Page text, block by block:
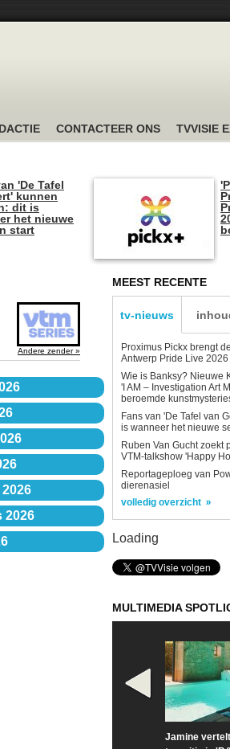
CONTACTEER ONS TVVISIE
'De Tafel
kunnen
dit is
het nieuwe
start
Andere zender »
2026
MEEST RECENTE
tv-nieuws
Proximus Pickx brengt
Antwerp Pride Live 2026
Wie is Banksy? Nieuwe
'I AM – Investigation Art
beroemde
Fans van 'De Tafel van
is wanneer het nieuwe
Ruben Van Gucht zoekt
VTM-talkshow 'Happy
Reportageploeg van
dierenasiel
volledig overzicht
Loading
MULTIMEDIA
Jamine